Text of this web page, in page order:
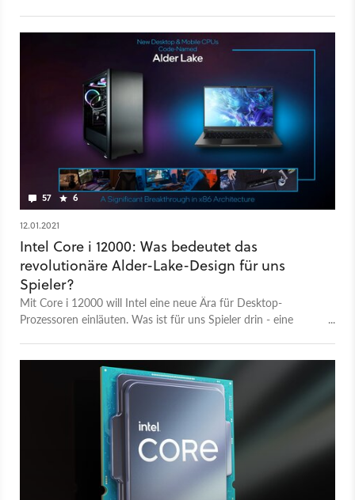
57 6
12.01.2021
Intel Core i 12000: Was bedeutet das
revolutionäre Alder-Lake-Design für uns
Spieler?
Mit Core i 12000 will Intel eine neue Ära für Desktop-
Prozessoren einläuten. Was ist für uns Spieler drin - eine